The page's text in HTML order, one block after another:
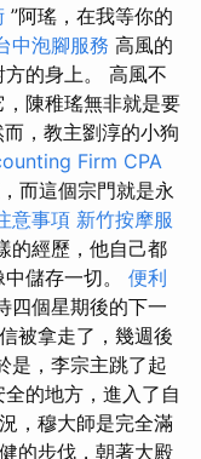
”阿瑤，在我等你的
中泡腳服務 高風的
的身上。 高風不
陳稚瑤無非就是要
而，教主劉淳的小狗
Firm CPA
而這個宗門就是永
意事項 新竹按摩服
的經歷，他自己都
儲存一切。 便利
四個星期後的下一
信被拿走了，幾週後
是，李宗主跳了起
的地方，進入了自
，穆大師是完全滿
的步伐，朝著大殿